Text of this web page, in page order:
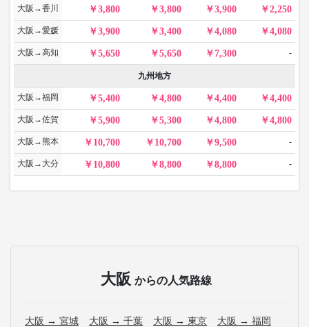
大阪→香川 3,800 3,800 3,900 2,250
大阪→愛媛 3,900 3,400 4,080 4,080
大阪→高知 5,650 5,650 7,300 -
九州地方
大阪→福岡 5,400 4,800 4,400 4,400
大阪→佐賀 5,900 5,300 4,800 4,800
大阪→熊本 10,700 10,700 9,500 -
大阪→大分 10,800 8,800 8,800 -
大阪 からの人気路線
大阪 → 宮城 大阪 → 千葉 大阪 → 東京 大阪 → 福岡